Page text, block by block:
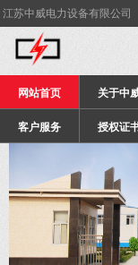
江苏中威电力设备有限公司
网站首页 关于中
客户服务 授权证